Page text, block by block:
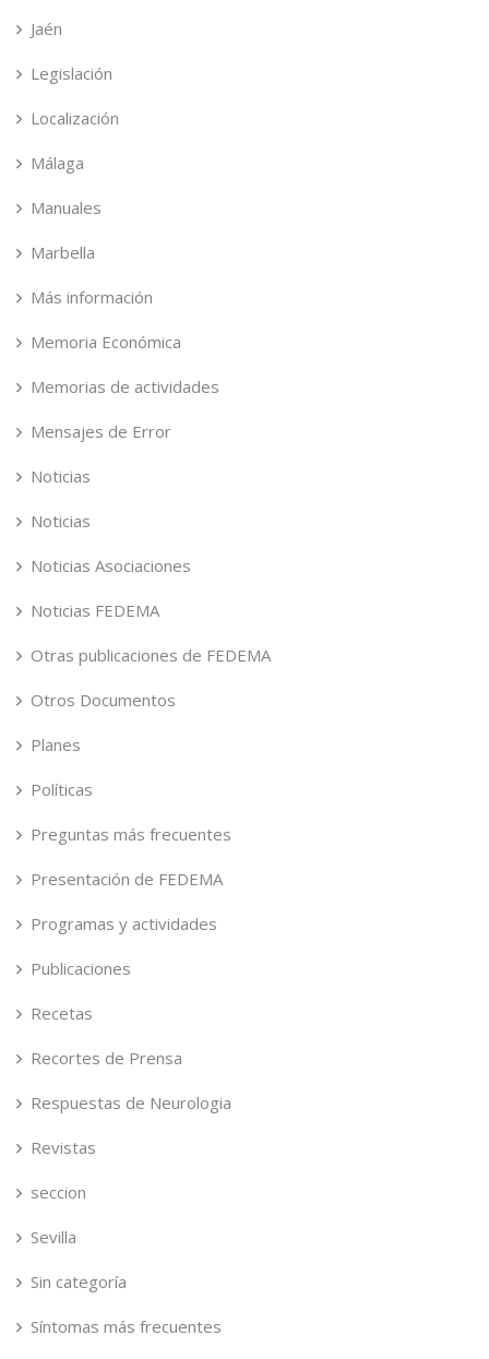
Jaén
Legislación
Localización
Málaga
Manuales
Marbella
Más información
Memoria Económica
Memorias de actividades
Mensajes de Error
Noticias
Noticias
Noticias Asociaciones
Noticias FEDEMA
Otras publicaciones de FEDEMA
Otros Documentos
Planes
Políticas
Preguntas más frecuentes
Presentación de FEDEMA
Programas y actividades
Publicaciones
Recetas
Recortes de Prensa
Respuestas de Neurologia
Revistas
seccion
Sevilla
Sin categoría
Síntomas más frecuentes